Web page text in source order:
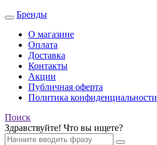
Бренды
О магазине
Оплата
Доставка
Контакты
Акции
Публичная оферта
Политика конфиденциальности
Поиск
Здравствуйте! Что вы ищете?